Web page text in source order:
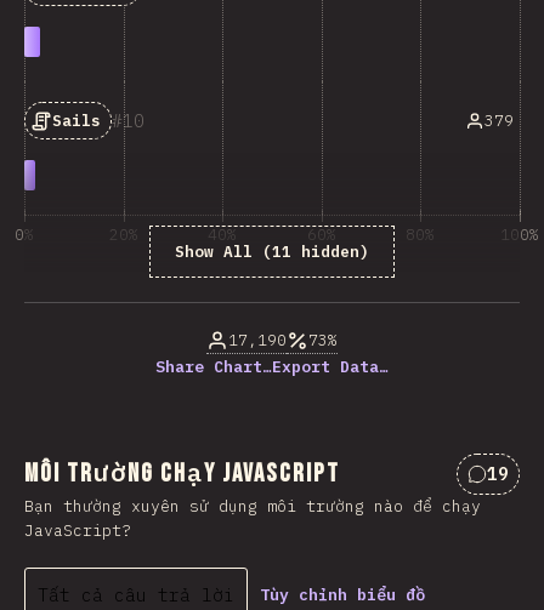
10
Sails 379
Show All (11 hidden)
0% 20% 40% 60% 80% 100%
17,190
73%
Share Chart…Export Data…
Môi trường chạy JavaScript
Nhận
19
Bạn thường xuyên sử dụng môi trường nào để chạy
JavaScript?
Tất cả câu trả lời Tùy chỉnh biểu đồ